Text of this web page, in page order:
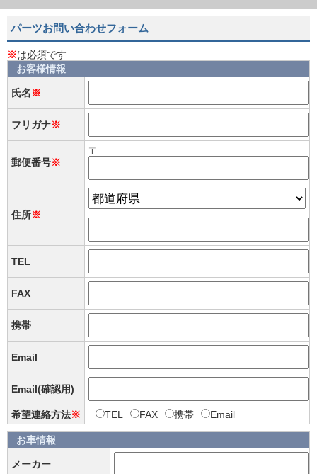
パーツお問い合わせフォーム
※は必須です
お客様情報
氏名※
フリガナ※
郵便番号※
〒
住所※
TEL
FAX
携帯
Email
Email(確認用)
希望連絡方法※ TEL FAX 携帯 Email
お車情報
メーカー